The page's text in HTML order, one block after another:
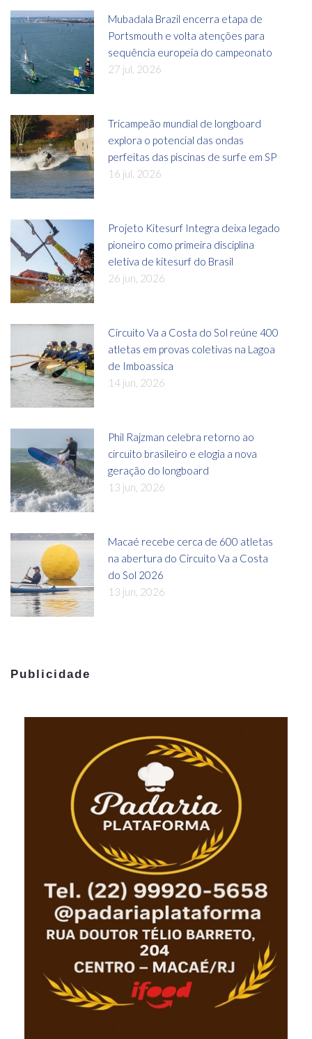
Mubadala Brazil encerra etapa de
Portsmouth e volta atenções para
sequência europeia do campeonato
27 jul, 2026
Tricampeão mundial de longboard
explora o potencial das ondas
perfeitas das piscinas de surfe em SP
16 jul, 2026
Projeto Kitesurf Integra deixa legado
pioneiro como primeira disciplina
eletiva de kitesurf do Brasil
26 jun, 2026
Circuito Va a Costa do Sol reúne 400
atletas em provas coletivas na Lagoa
de Imboassica
14 jun, 2026
Phil Rajzman celebra retorno ao
circuito brasileiro e elogia a nova
geração do longboard
13 jun, 2026
Macaé recebe cerca de 600 atletas
na abertura do Circuito Va a Costa
do Sol 2026
13 jun, 2026
Publicidade